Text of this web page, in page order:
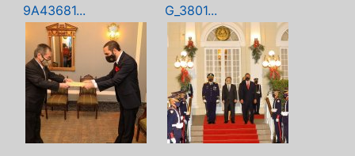
9A43681...
G_3801...